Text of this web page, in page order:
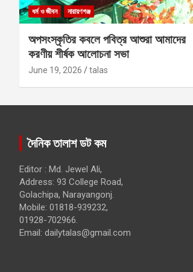
ধর্ম ও জীবন নারায়ণগঞ্জ
অপসংস্কৃতির কবলে পবিত্র আশুরা আমাদের
করণীয় শীর্ষক আলোচনা সভা
June 19, 2026 talas
দৈনিক তালাশ ডট কম
Editor : Md. Jewel Ali,
Address: 93 College Road,
Golachipa, Narayangonj.
Mobile: 01818-939232,
01928-702966.
Email: dailytalas@gmail.com